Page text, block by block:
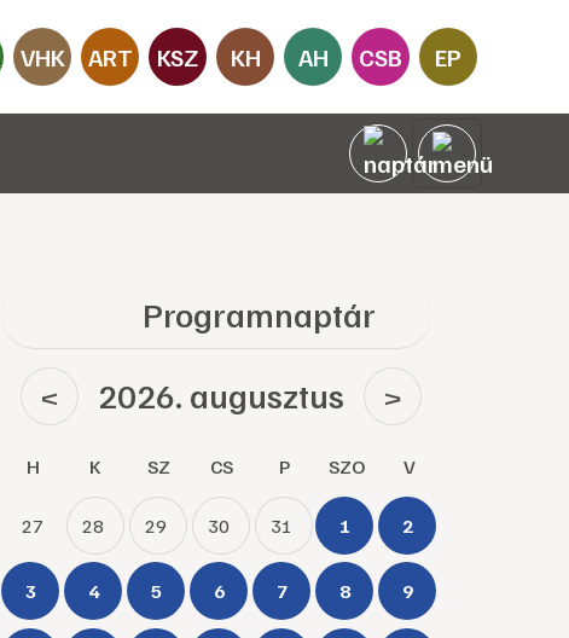
VHK ART KSZ KH AH CSB EP
Programnaptár
< 2026. augusztus >
H K SZ CS P SZO V
27 28 29 30 31 1 2
3 4 5 6 7 8 9